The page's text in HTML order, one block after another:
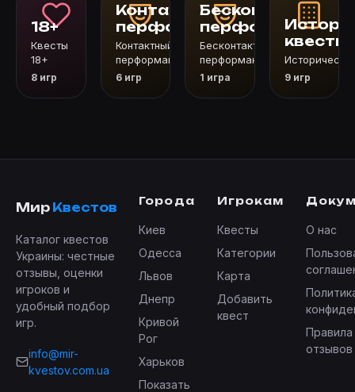
18+
Квесты
18+
8 игр
Контактный
перформанс
Контактный
перформанс
6 игр
Бесконтактный
перформанс
Бесконтактный
перформанс
1 игра
квесты
9 игр
Мир Квестов
Каталог квестов
Украины: честные
отзывы, оценки
игроков и
удобный подбор
игр.
info@mir-
kvestov.com.ua
Города
Киев
Одесса
Львов
Днепр
Кривой
Рог
Харьков
Показать
Игрокам
Квесты
Категории
Карта
Добавить
квест
О нас
отзывов